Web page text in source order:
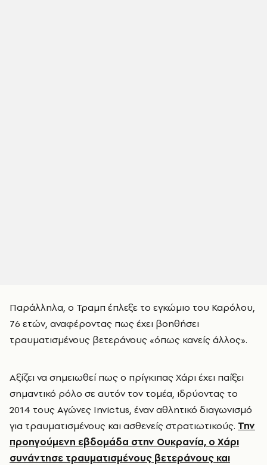
Παράλληλα, ο Τραμπ έπλεξε το εγκώμιο του Καρόλου,
76 ετών, αναφέροντας πως έχει βοηθήσει
τραυματισμένους βετεράνους «όπως κανείς άλλος».
Αξίζει να σημειωθεί πως ο πρίγκιπας Χάρι έχει παίξει
σημαντικό ρόλο σε αυτόν τον τομέα, ιδρύοντας το
2014 τους Αγώνες Invictus, έναν αθλητικό διαγωνισμό
για τραυματισμένους και ασθενείς στρατιωτικούς. Την
προηγούμενη εβδομάδα στην Ουκρανία, ο Χάρι
συνάντησε τραυματισμένους βετεράνους και